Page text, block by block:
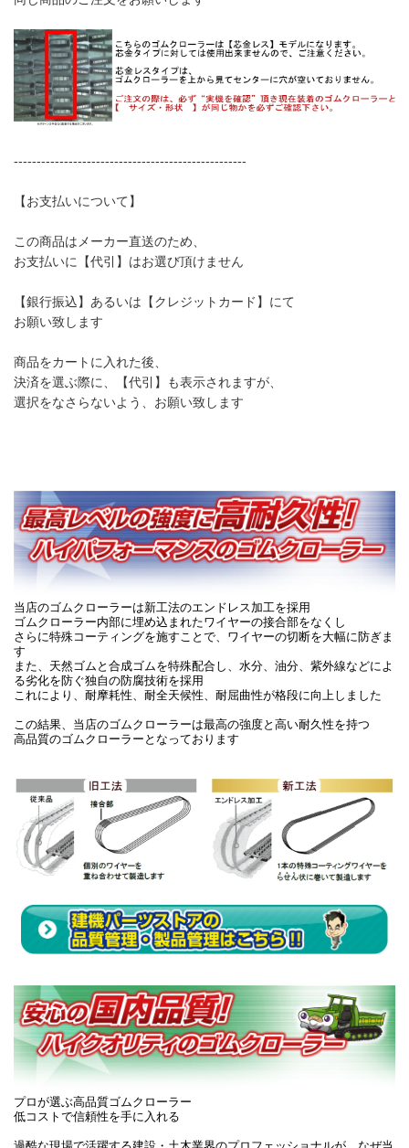
---------------------------------------------------
【お支払いについて】
この商品はメーカー直送のため、
お支払いに【代引】はお選び頂けません
【銀行振込】あるいは【クレジットカード】にて
お願い致します
商品をカートに入れた後、
決済を選ぶ際に、【代引】も表示されますが、
選択をなさらないよう、お願い致します
当店のゴムクローラーは新工法のエンドレス加工を採用
ゴムクローラー内部に埋め込まれたワイヤーの接合部をなくし
さらに特殊コーティングを施すことで、ワイヤーの切断を大幅に防ぎま
す
また、天然ゴムと合成ゴムを特殊配合し、水分、油分、紫外線などによ
る劣化を防ぐ独自の防腐技術を採用
これにより、耐摩耗性、耐全天候性、耐屈曲性が格段に向上しました
この結果、当店のゴムクローラーは最高の強度と高い耐久性を持つ
高品質のゴムクローラーとなっております
プロが選ぶ高品質ゴムクローラー
低コストで信頼性を手に入れる